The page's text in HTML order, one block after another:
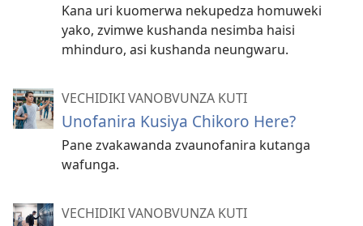
Kana uri kuomerwa nekupedza homuweki
yako, zvimwe kushanda nesimba haisi
mhinduro, asi kushanda neungwaru.
VECHIDIKI VANOBVUNZA KUTI
Unofanira Kusiya Chikoro Here?
Pane zvakawanda zvaunofanira kutanga
wafunga.
VECHIDIKI VANOBVUNZA KUTI